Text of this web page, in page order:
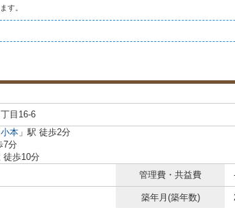
す。
丁目16-6
小本 」駅 徒歩2分
7分
徒歩10分
管理費・共益費
築年月(築年数)